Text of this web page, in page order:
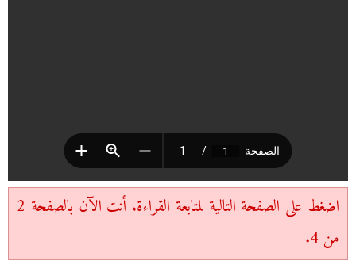
اضغط على الصفحة التالية لمتابعة القراءة. أنت الآن بالصفحة 2
من 4.